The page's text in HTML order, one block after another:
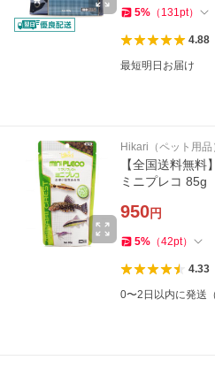
5% （ 131pt）
4.88
最短明日お届け
Hikari（ペット用品
【全国送料無料
ミニプレコ 85g
950円
5% （42pt）
4.33
0〜2日以内に発送